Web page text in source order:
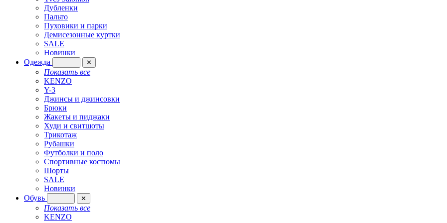
Дубленки
Пальто
Пуховики и парки
Демисезонные куртки
SALE
Новинки
Одежда
✕
Показать все
KENZO
Y-3
Джинсы и джинсовки
Брюки
Жакеты и пиджаки
Худи и свитшоты
Трикотаж
Рубашки
Футболки и поло
Спортивные костюмы
Шорты
SALE
Новинки
Обувь
✕
Показать все
KENZO